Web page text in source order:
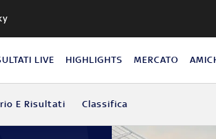
LIVE HIGHLIGHTS MERCATO
E Risultati Classifica